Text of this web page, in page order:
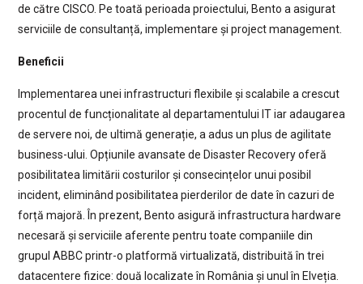
de către CISCO. Pe toată perioada proiectului, Bento a asigurat
serviciile de consultanță, implementare și project management.
Beneficii
Implementarea unei infrastructuri flexibile și scalabile a crescut
procentul de funcționalitate al departamentului IT iar adaugarea
de servere noi, de ultimă generație, a adus un plus de agilitate
business-ului. Opțiunile avansate de Disaster Recovery oferă
posibilitatea limitării costurilor și consecințelor unui posibil
incident, eliminând posibilitatea pierderilor de date în cazuri de
forță majoră. În prezent, Bento asigură infrastructura hardware
necesară și serviciile aferente pentru toate companiile din
grupul ABBC printr-o platformă virtualizată, distribuită în trei
datacentere fizice: două localizate în România și unul în Elveția.